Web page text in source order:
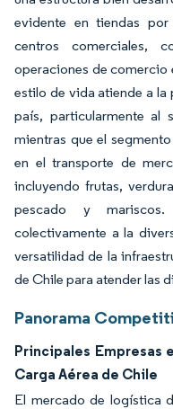
evidente en tiendas por
centros comerciales,
operaciones de comercio
estilo de vida atiende a la
país, particularmente al
mientras que el
en el transporte de
incluyendo frutas,
pescado y mariscos.
colectivamente a la
versatilidad de la
de Chile para atender las
Panorama
Principales Empresas
Carga Aérea de Chile
El mercado de logística